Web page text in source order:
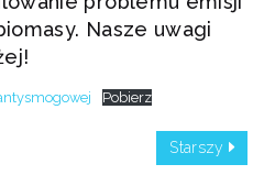
Nasze uwagi
Pobierz
Starszy